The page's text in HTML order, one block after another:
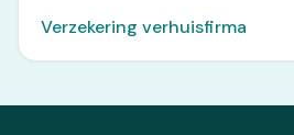
Verzekering verhuisfirma